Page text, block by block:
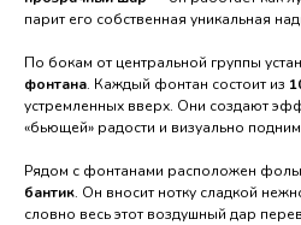
парит его собственная уникальная
По бокам от центральной группы
фонтана. Каждый фонтан состоит из
устремленных вверх. Они создают
«бьющей» радости и визуально
Рядом с фонтанами расположен
бантик. Он вносит нотку сладкой
словно весь этот воздушный дар
г. Новороссийск, проспект
@podari_prazdnik_nvrsk